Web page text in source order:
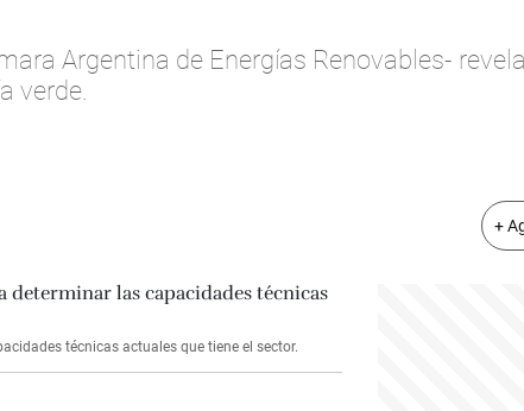
Argentina de Energías Renovables-
verde.
+
técnicas actuales que tiene el sector.